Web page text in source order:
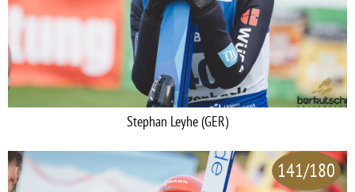
Stephan Leyhe (GER)
141/180